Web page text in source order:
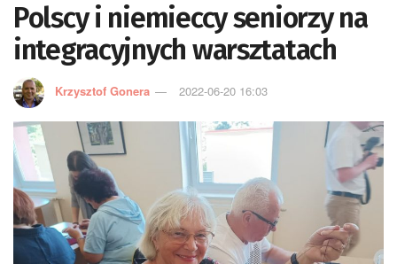
Polscy i niemieccy seniorzy na
integracyjnych warsztatach
Krzysztof Gonera 2022-06-20 16:03